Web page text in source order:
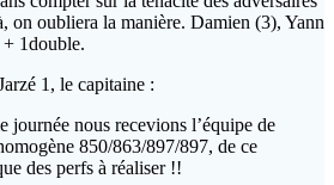
on oubliera la manière. Damien (3), Yann
1double.
1, le capitaine :
journée nous recevions l’équipe de
850/863/897/897, de ce
des perfs à réaliser !!